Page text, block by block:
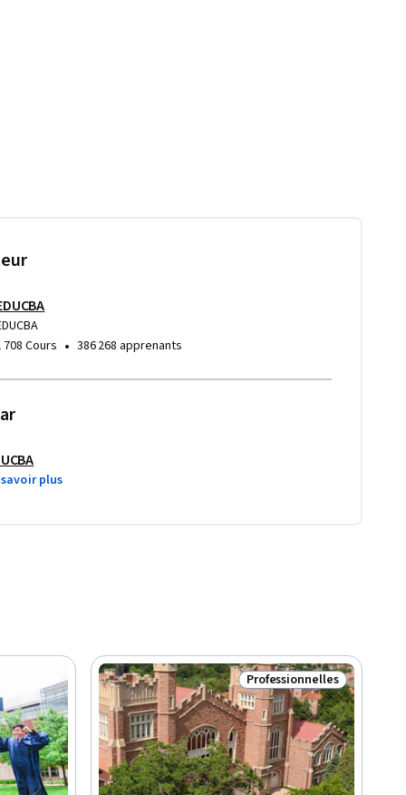
708 Cours • 386 268 apprenants
savoir plus
Statut : Professionnelles
Professionnelles